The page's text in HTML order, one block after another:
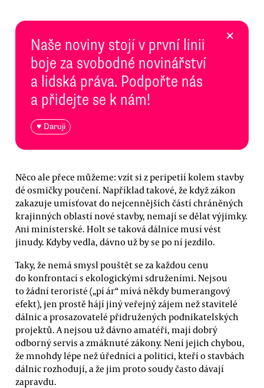
Naše noviny stojí v první linii
boje za svobodné novinářství
a lidská práva. Podpořte nás
a přidejte se k nám!
♥ Daruji
×
Něco ale přece můžeme: vzít si z peripetií kolem stavby
dé osmičky poučení. Například takové, že když zákon
zakazuje umísťovat do nejcennějších částí chráněných
krajinných oblastí nové stavby, nemají se dělat výjimky.
Ani ministerské. Holt se taková dálnice musí vést
jinudy. Kdyby vedla, dávno už by se po ní jezdilo.
Taky, že nemá smysl pouštět se za každou cenu
do konfrontací s ekologickými sdruženími. Nejsou
to žádní teroristé („pí ár“ mívá někdy bumerangový
efekt), jen prostě hájí jiný veřejný zájem než stavitelé
dálnic a prosazovatelé přidružených podnikatelských
projektů. A nejsou už dávno amatéři, mají dobrý
odborný servis a zmáknuté zákony. Není jejich chybou,
že mnohdy lépe než úředníci a politici, kteří o stavbách
dálnic rozhodují, a že jim proto soudy často dávají
zapravdu.